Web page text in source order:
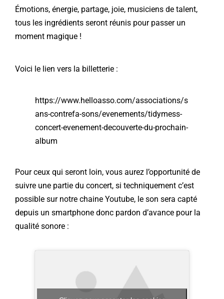
Émotions, énergie, partage, joie, musiciens de talent,
tous les ingrédients seront réunis pour passer un
moment magique !
Voici le lien vers la billetterie :
https://www.helloasso.com/associations/s
ans-contrefa-sons/evenements/tidymess-
concert-evenement-decouverte-du-prochain-
album
Pour ceux qui seront loin, vous aurez l’opportunité de
suivre une partie du concert, si techniquement c’est
possible sur notre chaine Youtube, le son sera capté
depuis un smartphone donc pardon d’avance pour la
qualité sonore :